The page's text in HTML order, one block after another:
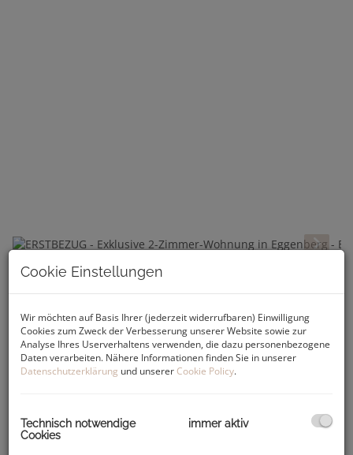
Im Norden des 14. Grazer Stadtbezirks Eggenberg liegt das
Projekt„Südblick Eggenberg“. Entdecken Sie dieperfekte
Kombination aus Natur und Stadtlebenin der exklusiven
Wohnanlageam Fuße des Plabutsch . Spüren Sie ein
insgesamt24 Wohneinheiten Tiefgarageund
großzügigen
Grün- und Außenflächen
laden zum Leben und Entspannen
Cookie Einstellungen
Wir möchten auf Basis Ihrer (jederzeit widerrufbaren) Einwilligung
Cookies zum Zweck der Verbesserung unserer Website sowie zur
Analyse Ihres Userverhaltens verwenden, die dazu personenbezogene
Daten verarbeiten. Nähere Informationen finden Sie in unserer
Datenschutzerklärung und unserer Cookie Policy.
Technisch notwendige
Cookies
immer aktiv